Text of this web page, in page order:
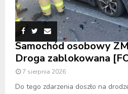
Samochód osobowy
Droga zablokowana
7 sierpnia 2026
Do tego zdarzenia doszło na